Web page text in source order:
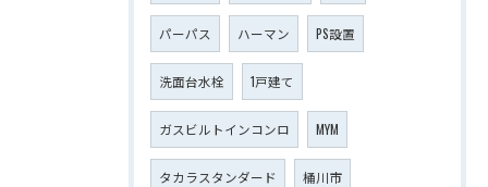
パーパス ハーマン PS設置
洗面台水栓 1戸建て
ガスビルトインコンロ MYM
タカラスタンダード 桶川市